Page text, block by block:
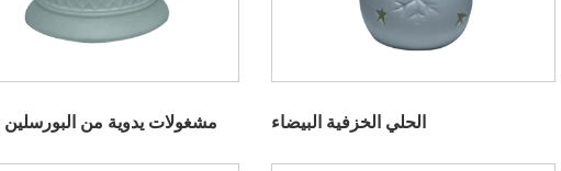
مشغولات يدوية من البورسلين الحلي الخزفية البيضاء